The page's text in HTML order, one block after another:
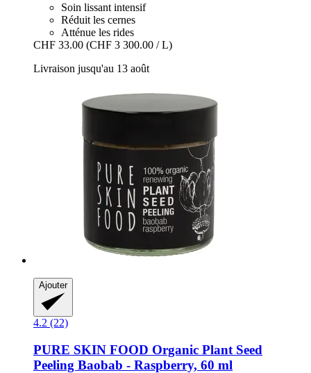
Soin lissant intensif
Réduit les cernes
Atténue les rides
CHF 33.00 (CHF 3 300.00 / L)
Livraison jusqu'au 13 août
Ajouter
4.2 (22)
PURE SKIN FOOD Organic Plant Seed
Peeling Baobab -​ Raspberry, 60 ml